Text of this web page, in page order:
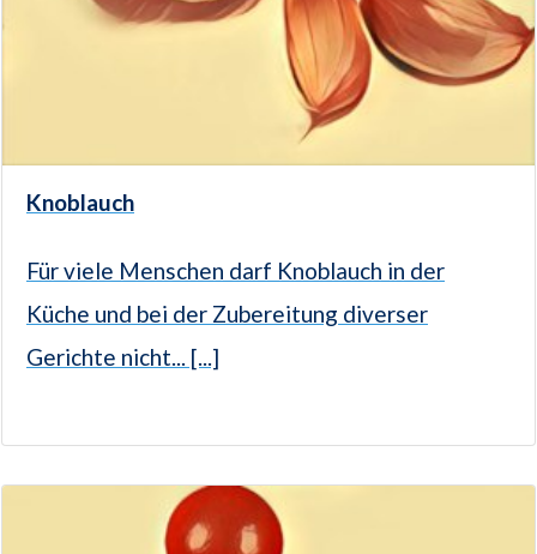
Knoblauch
Für viele Menschen darf Knoblauch in der
Küche und bei der Zubereitung diverser
Gerichte nicht... [...]